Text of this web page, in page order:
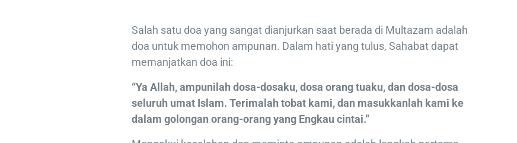
Salah satu doa yang sangat dianjurkan saat berada di Multazam adalah
doa untuk memohon ampunan. Dalam hati yang tulus, Sahabat dapat
memanjatkan doa ini:
“Ya Allah, ampunilah dosa-dosaku, dosa orang tuaku, dan dosa-dosa
seluruh umat Islam. Terimalah tobat kami, dan masukkanlah kami ke
dalam golongan orang-orang yang Engkau cintai.”